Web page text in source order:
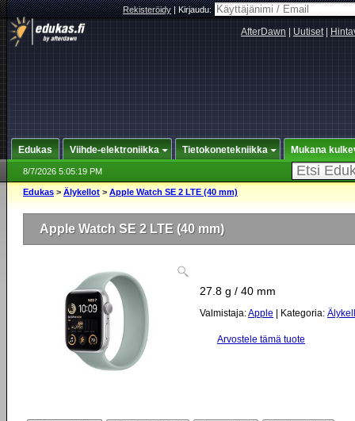
Rekisteröidy|Kirjaudu:
AfterDawn Uutiset|
Edukas Viihde-elektroniikka Tietokonetekniikka Mukana
8/7/2026 5:05:19 PM
Edukas > Älykellot > Apple Watch SE 2 LTE (40 mm)
Apple Watch SE 2 LTE (40 mm)
27.8 g / 40 mm
Valmistaja:Apple | Kategoria:
Arvostele tämä tuote